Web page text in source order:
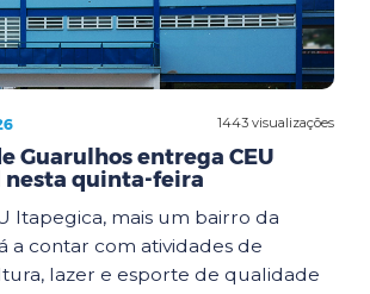
1443 visualizações
Guarulhos entrega CEU
quinta-feira
Itapegica, mais um bairro da
a contar com atividades de
lazer e esporte de qualidade